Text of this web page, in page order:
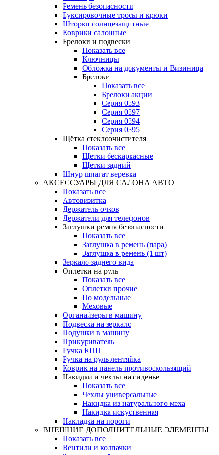
Ремень безопасности
Буксировочные тросы и крюки
Шторки солнцезащитные
Коврики салонные
Брелоки и подвески
Показать все
Ключницы
Обложка на документы и Визиница
Брелоки
Показать все
Брелоки акции
Серия 0393
Серия 0397
Серия 0394
Серия 0395
Щётка стеклоочистителя
Показать все
Щетки бескаркасные
Щетки задний
Шнур шпагат веревка
АКСЕССУАРЫ ДЛЯ САЛОНА АВТО
Показать все
Автовизитка
Держатель очков
Держатели для телефонов
Заглушки ремня безопасности
Показать все
Заглушка в ремень (пара)
Заглушка в ремень (1 шт)
Зеркало заднего вида
Оплетки на руль
Показать все
Оплетки прочиe
По модельные
Меховые
Органайзеры в машину
Подвеска на зеркало
Подушки в машину
Прикуриватель
Ручка КПП
Ручка на руль лентяйка
Коврик на панель противоскользящий
Накидки и чехлы на сиденье
Показать все
Чехлы универсальные
Накидка из натурального меха
Накидка искуственная
Накладка на пороги
ВНЕШНИЕ ДОПОЛНИТЕЛЬНЫЕ ЭЛЕМЕНТЫ
Показать все
Вентили и колпачки